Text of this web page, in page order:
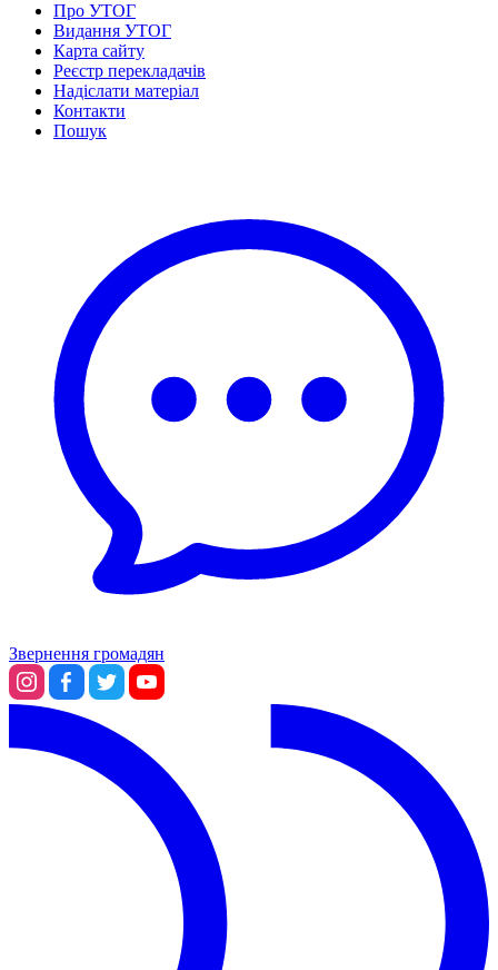
Про УТОГ
Видання УТОГ
Карта сайту
Реєстр перекладачів
Надіслати матеріал
Контакти
Пошук
Звернення громадян